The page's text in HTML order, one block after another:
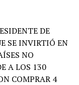
DE
SE INVIRTIÓ EN
NO
A LOS 130
COMPRAR 4